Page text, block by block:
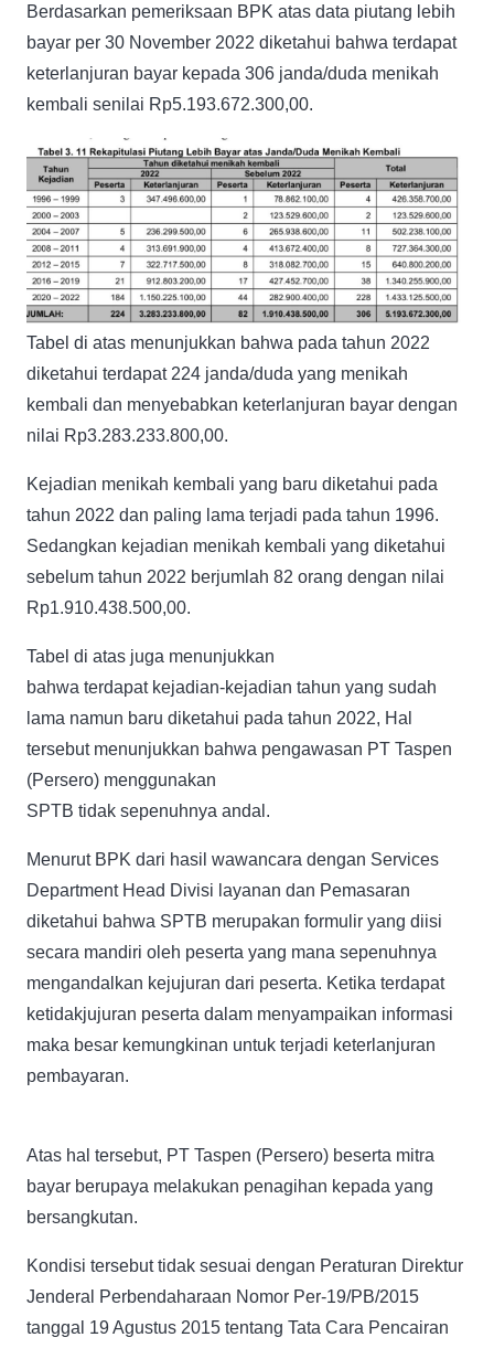
Berdasarkan pemeriksaan BPK atas data piutang lebih
bayar per 30 November 2022 diketahui bahwa terdapat
keterlanjuran bayar kepada 306 janda/duda menikah
kembali senilai Rp5.193.672.300,00.
Tabel di atas menunjukkan bahwa pada tahun 2022
diketahui terdapat 224 janda/duda yang menikah
kembali dan menyebabkan keterlanjuran bayar dengan
nilai Rp3.283.233.800,00.
Kejadian menikah kembali yang baru diketahui pada
tahun 2022 dan paling lama terjadi pada tahun 1996.
Sedangkan kejadian menikah kembali yang diketahui
sebelum tahun 2022 berjumlah 82 orang dengan nilai
Rp1.910.438.500,00.
Tabel di atas juga menunjukkan
bahwa terdapat kejadian-kejadian tahun yang sudah
lama namun baru diketahui pada tahun 2022, Hal
tersebut menunjukkan bahwa pengawasan PT Taspen
(Persero) menggunakan
SPTB tidak sepenuhnya andal.
Menurut BPK dari hasil wawancara dengan Services
Department Head Divisi layanan dan Pemasaran
diketahui bahwa SPTB merupakan formulir yang diisi
secara mandiri oleh peserta yang mana sepenuhnya
mengandalkan kejujuran dari peserta. Ketika terdapat
ketidakjujuran peserta dalam menyampaikan informasi
maka besar kemungkinan untuk terjadi keterlanjuran
pembayaran.
Atas hal tersebut, PT Taspen (Persero) beserta mitra
bayar berupaya melakukan penagihan kepada yang
bersangkutan.
Kondisi tersebut tidak sesuai dengan Peraturan Direktur
Jenderal Perbendaharaan Nomor Per-19/PB/2015
tanggal 19 Agustus 2015 tentang Tata Cara Pencairan